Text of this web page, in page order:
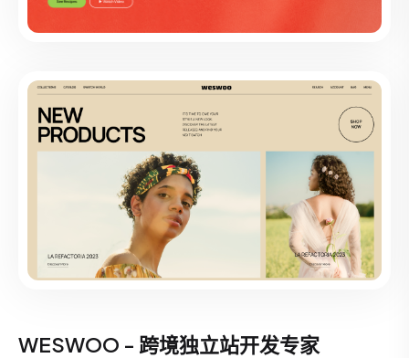
WESWOO - 跨境独立站开发专家